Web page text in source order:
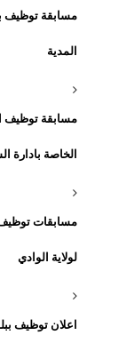
مسابقة توظيف
المدية
مسابقة توظيف
الخاصة بادارة
مسابقات توظيف
لولاية الوادي
اعلان توظيف